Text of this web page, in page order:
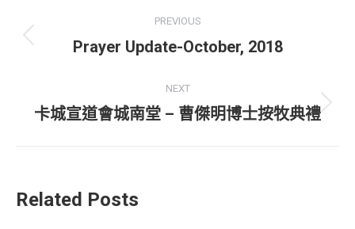
navigation
PREVIOUS
Previous
Prayer Update-October, 2018
NEXT
Next
卡城宣道會城南堂 – 曹傑明博士按牧典禮
Related Posts